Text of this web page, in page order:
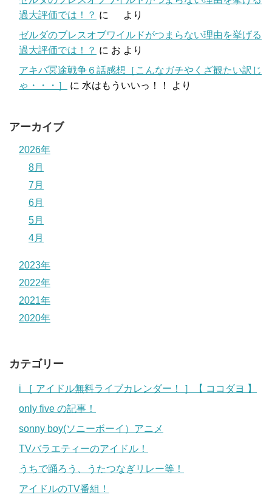
過大評価では！？ に
より
ゼルダのブレスオブワイルドがつまらない理由を挙げる
過大評価では！？ に お より
アキバ冥途戦争６話感想［こんなガチやくざ観たい訳じ
ゃ・・・］
に 水はもういいっ！！ より
アーカイブ
2026年
8月
7月
6月
5月
4月
2023年
2022年
2021年
2020年
カテゴリー
i ［ アイドル無料ライブカレンダー！ ］【 ココダヨ 】
only five の記事！
sonny boy(ソニーボーイ）アニメ
TVバラエティーのアイドル！
うちで踊ろう、うたつなぎリレー等！
アイドルのTV番組！